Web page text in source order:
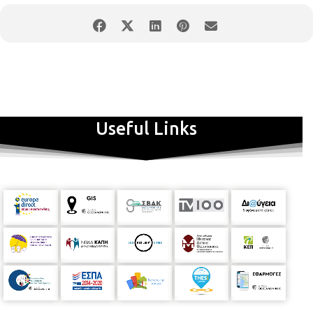
Συμμετοχή: έως 100 άτομα
Το παιχνίδι εμπνέει μικρούς & μεγάλους
ανθρώπους να απελευθερωθούν και να
απολαύσουν τη ζωή μέσα από τις αισθήσεις
«επιστημονικές» συγκινήσεις! Ηφαίστεια
που εκρήγνυνται, «slimes» και «oobleck»,
χώματα και νερά, χρώματα και πλαστελίνες,
θα συνθέσουν ένα σκηνικό πειραματισμών,
δημιουργικότητας και έκφρασης, χαράς και
ανεμελιάς, στο οποίο θα παρασυρθούν
τόσο τα παιδιά, όσο και οι ενήλικοι. Δεν έχει
Useful Links